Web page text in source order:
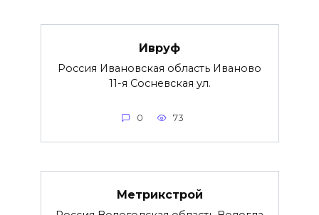
Ивруф
Россия Ивановская область Иваново
11-я Сосневская ул.
0 73
Метрикстрой